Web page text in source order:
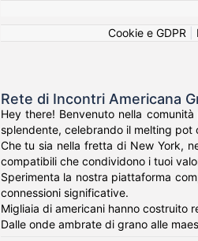
Cookie e GDPR
Rete di Incontri Americana
Hey there! Benvenuto nella
splendente, celebrando il melting pot
Che tu sia nella fretta di New York,
compatibili che condividono i tuoi
Sperimenta la nostra piattaforma
connessioni significative.
Migliaia di americani hanno costruito
Dalle onde ambrate di grano alle